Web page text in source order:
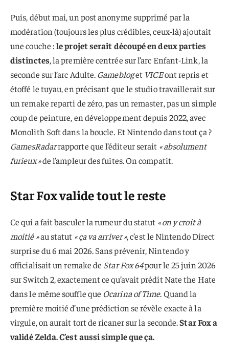
Puis, début mai, un post anonyme supprimé par la
modération (toujours les plus crédibles, ceux-là) ajoutait
une couche :le projet serait découpé en deux parties
distinctes, la première centrée sur l’arc Enfant-Link, la
seconde sur l’arc Adulte.Gamebloget VICEont repris et
étoffé le tuyau, en précisant que le studio travaillerait sur
un remake reparti de zéro, pas un remaster, pas un simple
coup de peinture, en développement depuis 2022, avec
Monolith Soft dans la boucle. Et Nintendo dans tout ça ?
GamesRadarrapporte que l’éditeur serait « absolument
furieux »de l’ampleur des fuites. On compatit.
Star Fox valide tout le reste
Ce qui a fait basculer la rumeur du statut « on y croit à
moitié »au statut « ça va arriver », c’est le Nintendo Direct
surprise du 6 mai 2026. Sans prévenir, Nintendo y
officialisait un remake de Star Fox 64pour le 25 juin 2026
sur Switch 2, exactement ce qu’avait prédit Nate the Hate
dans le même souffle que Ocarina of Time. Quand la
première moitié d’une prédiction se révèle exacte à la
virgule, on aurait tort de ricaner sur la seconde.Star Fox a
validé Zelda. C’est aussi simple que ça.